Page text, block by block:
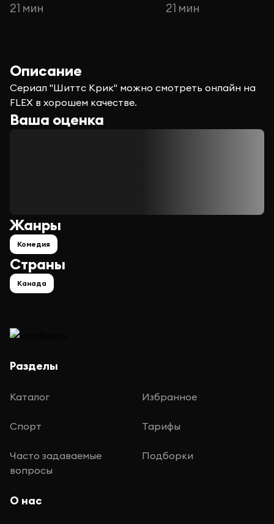
21 мин
21 мин
Описание
Сериал "Шиттс Крик" можно смотреть онлайн на
FLEX в хорошем качестве.
Ваша оценка
Страны
Канада
Жанры
Комедия
Разделы
Каталог Избранное
Спорт Тарифы
Часто задаваемые
вопросы
Подборки
О нас